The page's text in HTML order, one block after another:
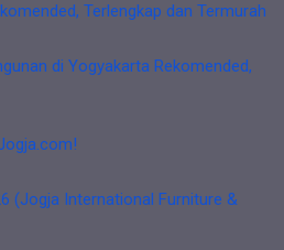
Terlengkap dan Termurah
di Yogyakarta Rekomended,
(Jogja International Furniture &